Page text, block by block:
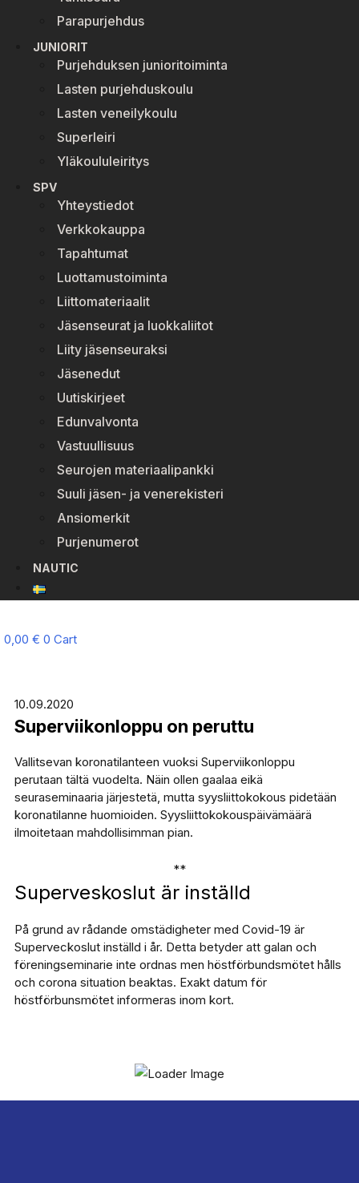
Parapurjehdus
JUNIORIT
Purjehduksen junioritoiminta
Lasten purjehduskoulu
Lasten veneilykoulu
Superleiri
Yläkoululeiritys
SPV
Yhteystiedot
Verkkokauppa
Tapahtumat
Luottamustoiminta
Liittomateriaalit
Jäsenseurat ja luokkaliitot
Liity jäsenseuraksi
Jäsenedut
Uutiskirjeet
Edunvalvonta
Vastuullisuus
Seurojen materiaalipankki
Suuli jäsen- ja venerekisteri
Ansiomerkit
Purjenumerot
NAUTIC
0,00 € 0 Cart
10.09.2020
Superviikonloppu on peruttu
Vallitsevan koronatilanteen vuoksi Superviikonloppu
perutaan tältä vuodelta. Näin ollen gaalaa eikä
seuraseminaaria järjestetä, mutta syysliittokokous pidetään
koronatilanne huomioiden. Syysliittokokouspäivämäärä
ilmoitetaan mahdollisimman pian.
**
Superveskoslut är inställd
På grund av rådande omstädigheter med Covid-19 är
Superveckoslut inställd i år. Detta betyder att galan och
föreningseminarie inte ordnas men höstförbundsmötet hålls
och corona situation beaktas. Exakt datum för
höstförbunsmötet informeras inom kort.